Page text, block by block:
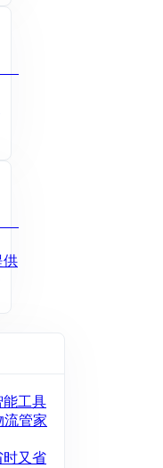
供
能工具
流管家
时又省